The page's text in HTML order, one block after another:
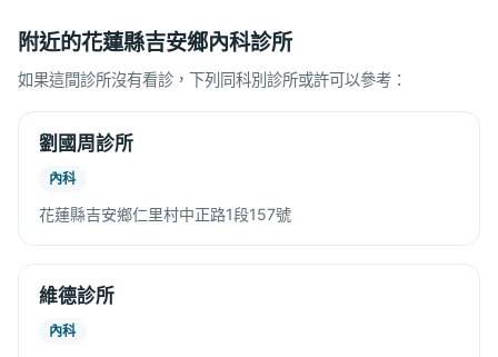
附近的花蓮縣吉安鄉內科診所
如果這間診所沒有看診，下列同科別診所或許可以參考：
劉國周診所
內科
花蓮縣吉安鄉仁里村中正路1段157號
維德診所
內科